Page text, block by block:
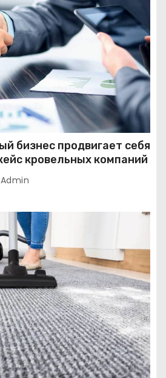
бизнес продвигает себя
кровельных компаний
Admin